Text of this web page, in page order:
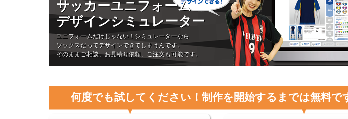
サッカーユニフォーム
デザインシミュレーター
ユニフォームだけじゃない！シミュレーターなら
ソックスだってデザインできてしまうんです。
そのままご相談、お見積り依頼、ご注文も可能です。
何度でも試してください！制作を開始するまでは無料で